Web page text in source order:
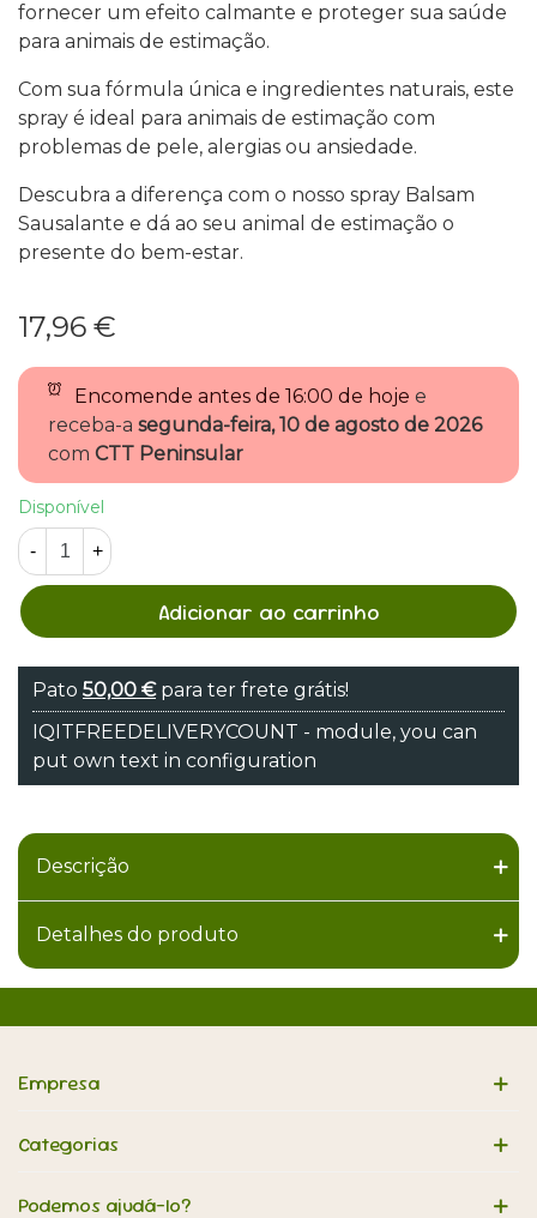
fornecer um efeito calmante e proteger sua saúde
para animais de estimação.
Com sua fórmula única e ingredientes naturais, este
spray é ideal para animais de estimação com
problemas de pele, alergias ou ansiedade.
Descubra a diferença com o nosso spray Balsam
Sausalante e dá ao seu animal de estimação o
presente do bem-estar.
17,96 €
Encomende antes de 16:00 de hoje e
receba-a segunda-feira, 10 de agosto de 2026
com CTT Peninsular
Disponível
- +
Adicionar ao carrinho
Pato 50,00 €para ter frete grátis!
IQITFREEDELIVERYCOUNT - module, you can
put own text in configuration
Descrição
Detalhes do produto
Empresa
Categorias
Podemos ajudá-lo?